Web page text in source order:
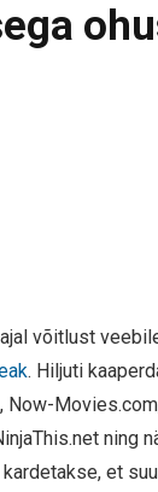
võitlust
. Hiljuti
Now-
ning
et